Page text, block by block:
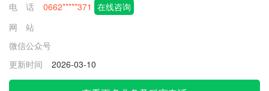
电 话
0662*****371 在线咨询
网 站
微信公众号
更新时间
2026-03-10